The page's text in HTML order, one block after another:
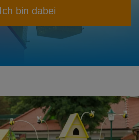
Ich bin dabei